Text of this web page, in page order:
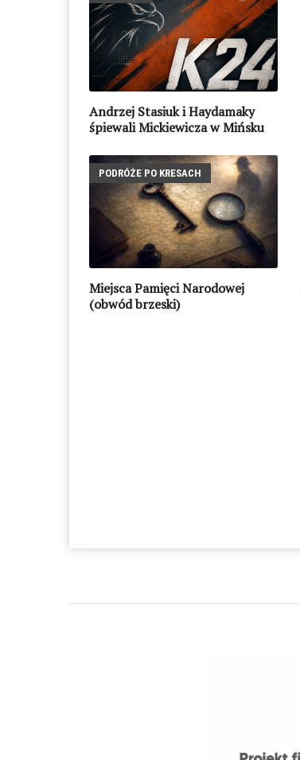
Andrzej Stasiuk i Haydamaky
śpiewali Mickiewicza w Mińsku
PODRÓŻE PO KRESACH
Miejsca Pamięci Narodowej
(obwód brzeski)